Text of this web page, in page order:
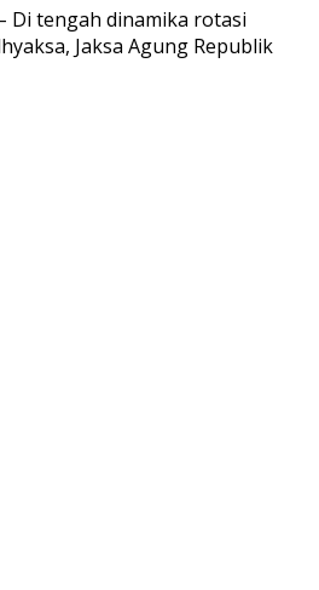
Di tengah dinamika rotasi
Jaksa Agung Republik